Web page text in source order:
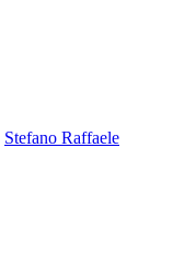
Stefano Raffaele